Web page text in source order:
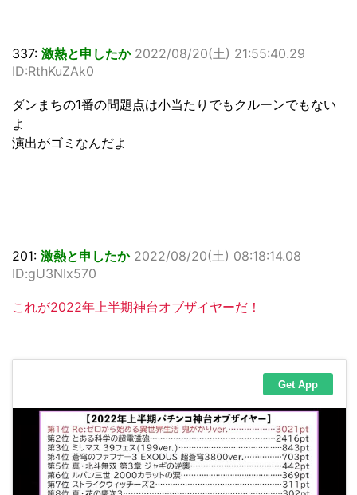
337: 激熱と申したか 2022/08/20(土) 21:55:40.29
ID:RthKuZAk0
ダンまちの1番の問題点は小当たりでもクルーンでもない
よ
演出がゴミなんだよ
201: 激熱と申したか 2022/08/20(土) 08:18:14.08
ID:gU3NIx570
これが2022年上半期神台オブザイヤーだ！